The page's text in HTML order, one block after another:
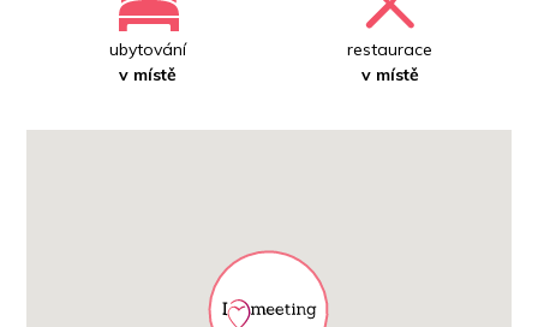
ubytování
v místě
restaurace
v místě